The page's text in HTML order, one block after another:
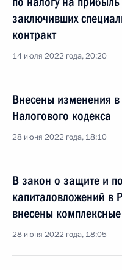
заключивших
контракт
14 июля 2022 года, 20:20
Внесены изменения
Налогового кодекса
28 июня 2022 года, 18:10
В закон о защите и
капиталовложений в
внесены
28 июня 2022 года, 18:05